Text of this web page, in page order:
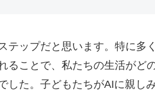
ップだと思います。特に多
ことで、私たちの生活が
した。子どもたちがAIに親